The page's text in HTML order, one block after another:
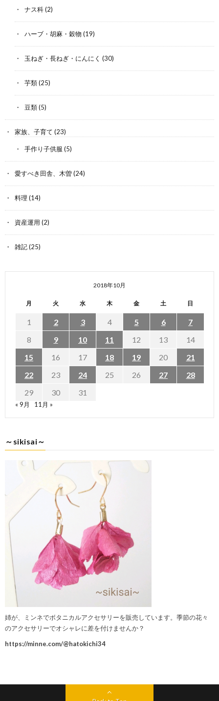
ナス科(2)
ハーブ・胡麻・穀物 (19)
玉ねぎ・長ねぎ・にんにく (30)
芋類(25)
豆類(5)
家族、子育て (23)
手作り子供服 (5)
愛すべき田舎、木曽(24)
料理 (14)
資産運用 (2)
雑記(25)
2018年10月
月 火 水 木 金 土 日
1 2 3 4 5 6
7
8
9 10 11 12 13
14
15
16 17 18 19 20
21
22
23 24 25 26 27
28
29
30 31
« 9月 11月 »
～sikisai～
姉が、ミンネでボタニカルアクセサリーを販売しています。季節の花々
のアクセサリーでオシャレに差を付けませんか？
https://minne.com/@hatokichi34